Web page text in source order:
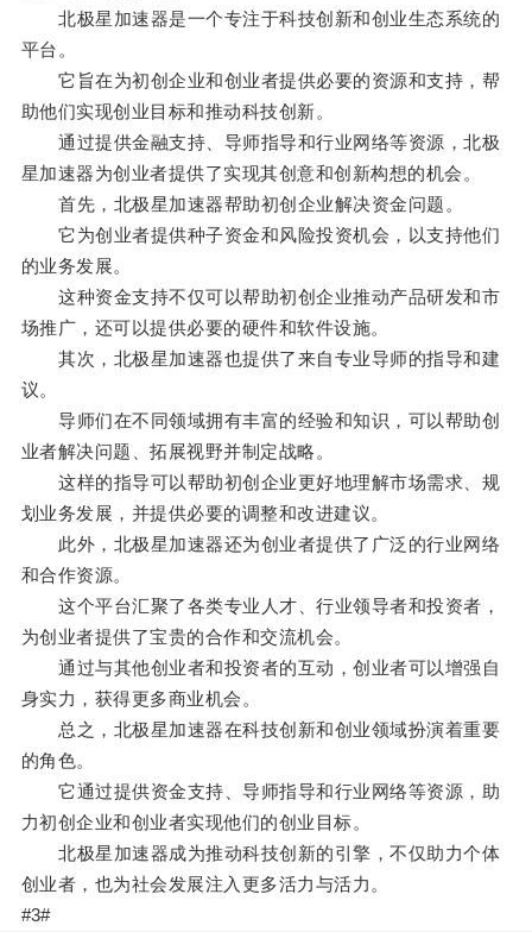
北极星加速器是一个专注于科技创新和创业生态系统的
平台。
它旨在为初创企业和创业者提供必要的资源和支持，帮
助他们实现创业目标和推动科技创新。
通过提供金融支持、导师指导和行业网络等资源，北极
星加速器为创业者提供了实现其创意和创新构想的机会。
首先，北极星加速器帮助初创企业解决资金问题。
它为创业者提供种子资金和风险投资机会，以支持他们
的业务发展。
这种资金支持不仅可以帮助初创企业推动产品研发和市
场推广，还可以提供必要的硬件和软件设施。
其次，北极星加速器也提供了来自专业导师的指导和建
议。
导师们在不同领域拥有丰富的经验和知识，可以帮助创
业者解决问题、拓展视野并制定战略。
这样的指导可以帮助初创企业更好地理解市场需求、规
划业务发展，并提供必要的调整和改进建议。
此外，北极星加速器还为创业者提供了广泛的行业网络
和合作资源。
这个平台汇聚了各类专业人才、行业领导者和投资者，
为创业者提供了宝贵的合作和交流机会。
通过与其他创业者和投资者的互动，创业者可以增强自
身实力，获得更多商业机会。
总之，北极星加速器在科技创新和创业领域扮演着重要
的角色。
它通过提供资金支持、导师指导和行业网络等资源，助
力初创企业和创业者实现他们的创业目标。
北极星加速器成为推动科技创新的引擎，不仅助力个体
创业者，也为社会发展注入更多活力与活力。
#3#